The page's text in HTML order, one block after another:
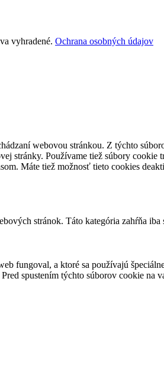
vyhradené. Ochrana osobných údajov
webovou stránkou. Z týchto
stránky. Používame tiež súbory
Máte tiež možnosť tieto cookies
stránok. Táto kategória zahŕňa
fungoval, a ktoré sa používajú
spustením týchto súborov cookie na